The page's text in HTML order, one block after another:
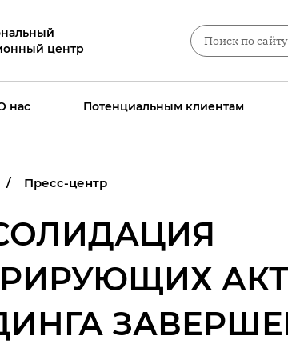
центр
нас Потенциальным клиентам
Пресс-центр